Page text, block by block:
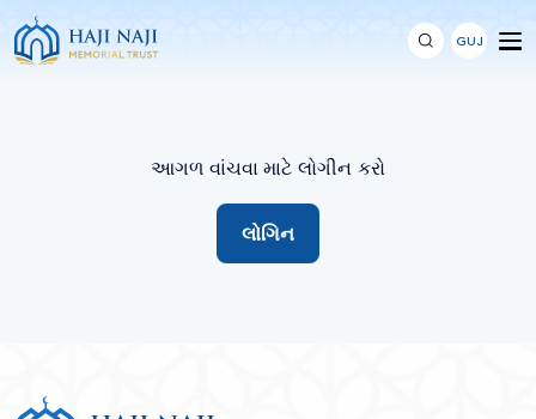
GUJ
આગળ વાંચવા માટે લોગીન કરો
લોગિન